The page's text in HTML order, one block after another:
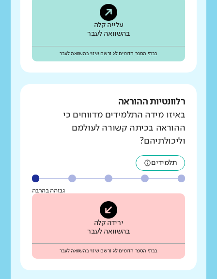
עלייה קלה
בהשוואה לעבר
בבתי הספר הדומים לא נרשם שינוי בהשוואה לעבר
רלוונטיות ההוראה
באיזו מידה התלמידים מדווחים כי
ההוראה בכיתה קשורה לעולמם
וליכולתיהם?
תלמידים
גבוהה בהרבה
ירידה קלה
בהשוואה לעבר
בבתי הספר הדומים לא נרשם שינוי בהשוואה לעבר